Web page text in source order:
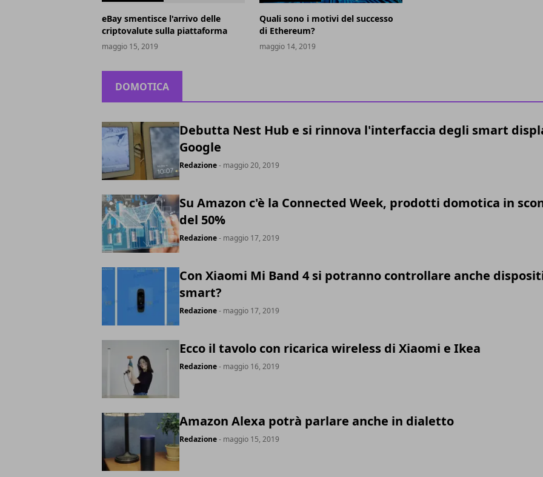
eBay smentisce l'arrivo delle
criptovalute sulla piattaforma
maggio 15, 2019
Quali sono i motivi del successo
di Ethereum?
maggio 14, 2019
DOMOTICA
Debutta Nest Hub e si rinnova l'interfaccia degli smart
Google
Redazione- maggio 20, 2019
Su Amazon c'è la Connected Week, prodotti domotica in
del 50%
Redazione- maggio 17, 2019
Con Xiaomi Mi Band 4 si potranno controllare anche
smart?
Redazione- maggio 17, 2019
Ecco il tavolo con ricarica wireless di Xiaomi e Ikea
Redazione- maggio 16, 2019
Amazon Alexa potrà parlare anche in dialetto
Redazione- maggio 15, 2019